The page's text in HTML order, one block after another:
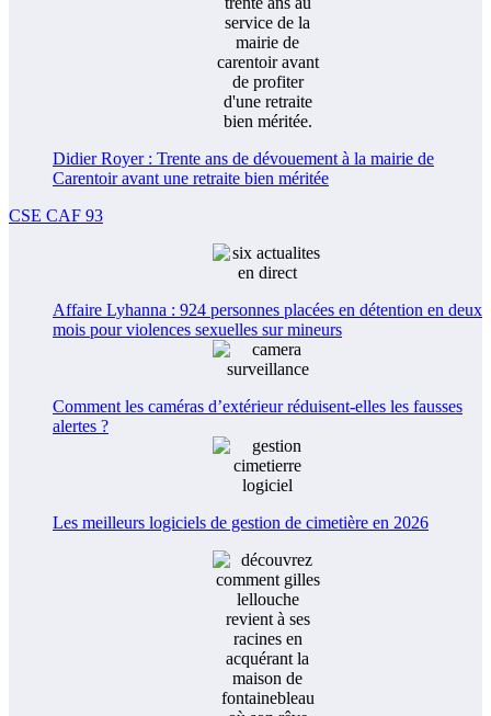
Didier Royer : Trente ans de dévouement à la mairie de
Carentoir avant une retraite bien méritée
CSE CAF 93
Affaire Lyhanna : 924 personnes placées en détention en deux
mois pour violences sexuelles sur mineurs
Comment les caméras d’extérieur réduisent-elles les fausses
alertes ?
Les meilleurs logiciels de gestion de cimetière en 2026